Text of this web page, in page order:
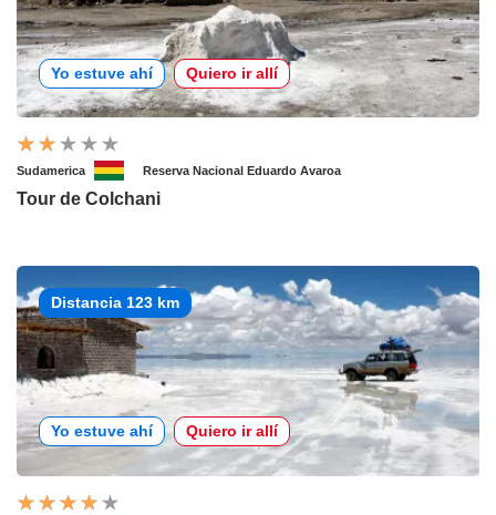
Yo estuve ahí Quiero ir allí
Sudamerica Reserva Nacional Eduardo Avaroa
Tour de Colchani
Distancia 123 km
Yo estuve ahí Quiero ir allí